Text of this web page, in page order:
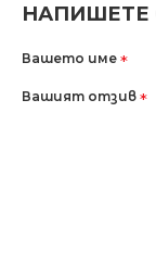
НАПИШЕТЕ
Вашето име
Вашият отзив